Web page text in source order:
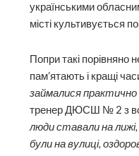
українськими
місті культивується
Попри такі порівняно
пам’ятають і кращі
займалися практично
тренер ДЮСШ № 2 з
люди ставали на
були на вулиці,